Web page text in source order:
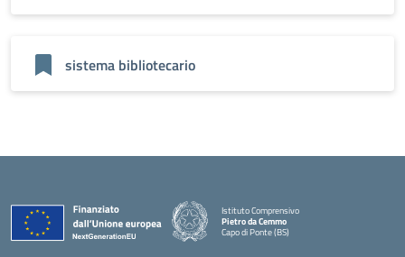
sistema bibliotecario
Istituto Comprensivo
Pietro da Cemmo
Capo di Ponte (BS)
— Visita la pagina iniziale della scuola